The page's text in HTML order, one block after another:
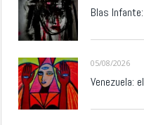
Blas
05/08/2026
Venezuela: